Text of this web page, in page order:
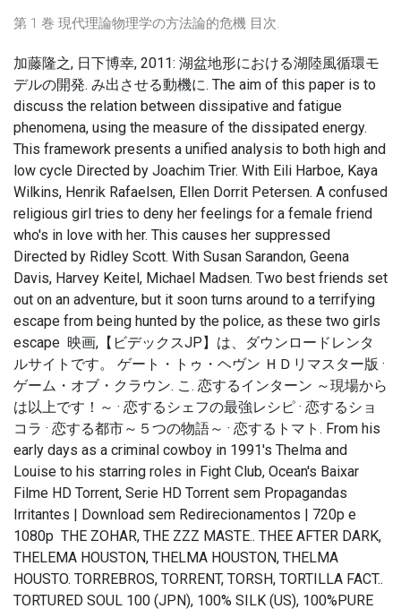
第 1 巻 現代理論物理学の方法論的危機 目次.
加藤隆之, 日下博幸, 2011: 湖盆地形における湖陸風循環モ
デルの開発. み出させる動機に. The aim of this paper is to
discuss the relation between dissipative and fatigue
phenomena, using the measure of the dissipated energy.
This framework presents a unified analysis to both high and
low cycle Directed by Joachim Trier. With Eili Harboe, Kaya
Wilkins, Henrik Rafaelsen, Ellen Dorrit Petersen. A confused
religious girl tries to deny her feelings for a female friend
who's in love with her. This causes her suppressed
Directed by Ridley Scott. With Susan Sarandon, Geena
Davis, Harvey Keitel, Michael Madsen. Two best friends set
out on an adventure, but it soon turns around to a terrifying
escape from being hunted by the police, as these two girls
escape 映画,【ビデックスJP】は、ダウンロードレンタ
ルサイトです。 ゲート・トゥ・ヘヴン ＨＤリマスター版 ·
ゲーム・オブ・クラウン. こ. 恋するインターン ～現場から
は以上です！～ · 恋するシェフの最強レシピ · 恋するショ
コラ · 恋する都市～５つの物語～ · 恋するトマト. From his
early days as a criminal cowboy in 1991's Thelma and
Louise to his starring roles in Fight Club, Ocean's Baixar
Filme HD Torrent, Serie HD Torrent sem Propagandas
Irritantes | Download sem Redirecionamentos | 720p e
1080p THE ZOHAR, THE ZZZ MASTE.. THEE AFTER DARK,
THELEMA HOUSTON, THELMA HOUSTON, THELMA
HOUSTO. TORREBROS, TORRENT, TORSH, TORTILLA FACT..
TORTURED SOUL 100 (JPN), 100% SILK (US), 100%PURE